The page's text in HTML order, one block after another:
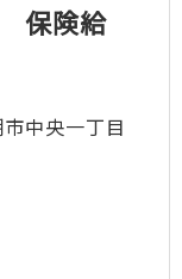
保険給
中央一丁目